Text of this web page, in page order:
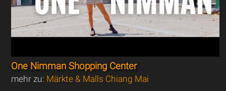
One Nimman Shopping Center
mehr zu: Märkte & Malls Chiang Mai